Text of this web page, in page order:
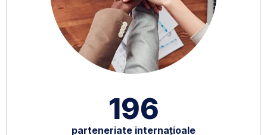
196
parteneriate internațioale